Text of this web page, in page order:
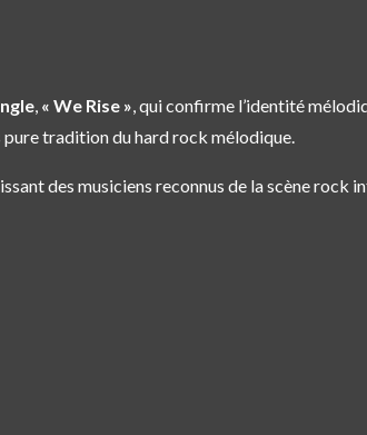
, « We Rise », qui confirme l’identité
tradition du hard rock mélodique.
des musiciens reconnus de la scène rock